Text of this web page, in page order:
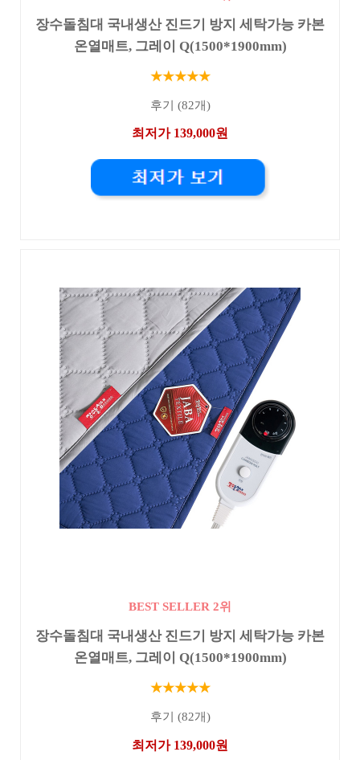
장수돌침대 국내생산 진드기 방지 세탁가능 카본
온열매트, 그레이 Q(1500*1900mm)
★★★★★
후기 (82개)
최저가 139,000원
BEST SELLER 2위
장수돌침대 국내생산 진드기 방지 세탁가능 카본
온열매트, 그레이 Q(1500*1900mm)
★★★★★
후기 (82개)
최저가 139,000원